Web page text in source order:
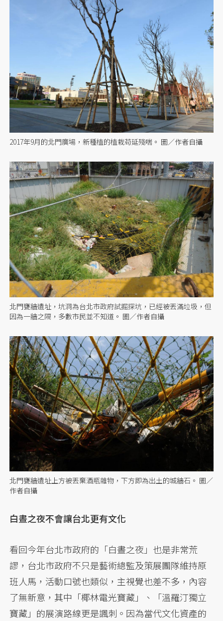
2017年9月的北門廣場，新種植的植栽苟延殘喘。 圖／作者自攝
北門甕牆遺址，坑洞為台北市政府試掘探坑，已經被丟滿垃圾，但
因為一牆之隔，多數市民並不知道。 圖／作者自攝
北門甕牆遺址上方被丟棄酒瓶雜物，下方即為出土的城牆石。 圖／
作者自攝
白晝之夜不會讓台北更有文化
看回今年台北市政府的「白晝之夜」也是非常荒
謬，台北市政府不只是藝術總監及策展團隊維持原
班人馬，活動口號也類似，主視覺也差不多，內容
了無新意，其中「椰林電光寶藏」、「溫羅汀獨立
寶藏」的展演路線更是諷刺。因為當代文化資產的